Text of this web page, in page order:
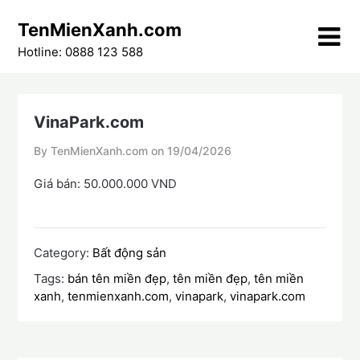
content
TenMienXanh.com
Hotline: 0888 123 588
VinaPark.com
By TenMienXanh.com on 19/04/2026
Giá bán: 50.000.000 VND
Category: Bất động sản
Tags: bán tên miền đẹp,tên miền đẹp,tên miền
xanh,tenmienxanh.com,vinapark,vinapark.com